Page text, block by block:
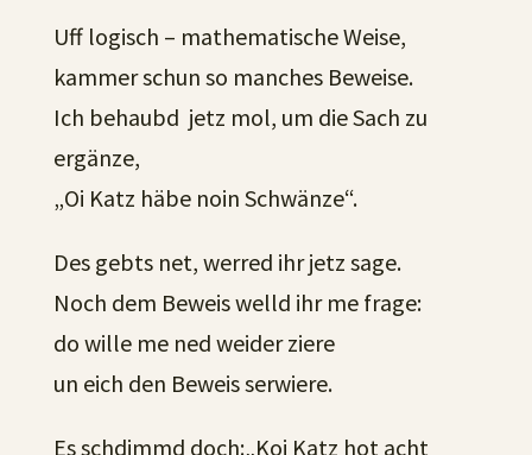
Uff logisch – mathematische Weise,
kammer schun so manches Beweise.
Ich behaubd jetz mol, um die Sach zu
ergänze,
„Oi Katz häbe noin Schwänze“.
Des gebts net, werred ihr jetz sage.
Noch dem Beweis welld ihr me frage:
do wille me ned weider ziere
un eich den Beweis serwiere.
Es schdimmd doch:„Koi Katz hot acht